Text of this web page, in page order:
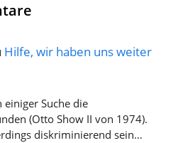
Hilfe, wir haben uns weiter
einiger Suche die
(Otto Show II von 1974).
diskriminierend sein…